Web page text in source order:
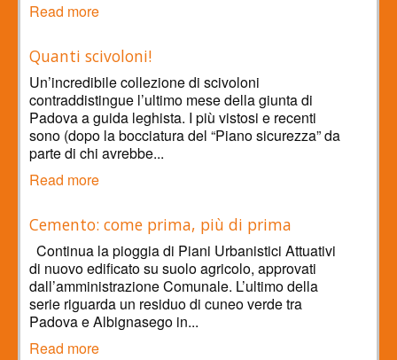
Read more
Quanti scivoloni!
Un’incredibile collezione di scivoloni
contraddistingue l’ultimo mese della giunta di
Padova a guida leghista. I più vistosi e recenti
sono (dopo la bocciatura del “Piano sicurezza” da
parte di chi avrebbe...
Read more
Cemento: come prima, più di prima
Continua la pioggia di Piani Urbanistici Attuativi
di nuovo edificato su suolo agricolo, approvati
dall’amministrazione Comunale. L’ultimo della
serie riguarda un residuo di cuneo verde tra
Padova e Albignasego in...
Read more